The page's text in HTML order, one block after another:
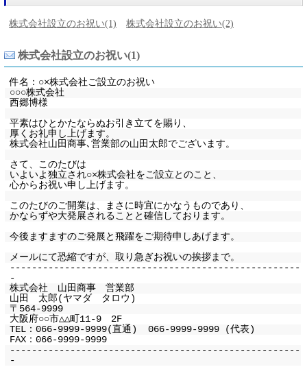
株式会社設立のお祝い(1) 株式会社設立のお祝い(2)
株式会社設立のお祝い(1)
件名：○×株式会社ご設立のお祝い
○○○株式会社
西郷博様
平素はひとかたならぬお引き立てを賜り、
厚くお礼申し上げます。
株式会社山田商事､営業部の山田太郎でございます。
さて、このたびは
いよいよ独立され○×株式会社をご設立とのこと、
心からお祝い申し上げます。
このたびのご開業は、まさに時宜にかなうものであり、
かならずや大発展されることと確信しております。
今後ますますのご発展と飛躍をご期待申しあげます。
メールにて恐縮ですが、取り急ぎお祝いの挨拶まで。
-----------------------------------------------------
-
株式会社 山田商事 営業部
山田 太郎(ヤマダ タロウ)
〒564-9999
大阪府○○市△△町11-9 2F
TEL：066-9999-9999(直通) 066-9999-9999 (代表)
FAX：066-9999-9999
-----------------------------------------------------
-